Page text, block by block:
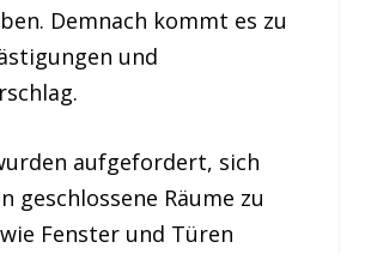
Demnach kommt es zu
und
aufgefordert, sich
geschlossene Räume zu
Fenster und Türen